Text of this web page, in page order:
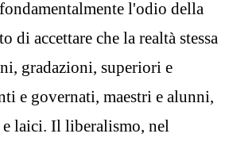
l'odio della
di accettare che la realtà stessa
gradazioni, superiori e
e governati, maestri e alunni,
laici. Il liberalismo, nel